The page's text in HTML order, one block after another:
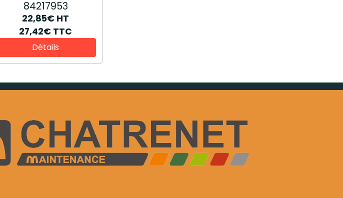
84217953
22,85€ HT
27,42€ TTC
Détails